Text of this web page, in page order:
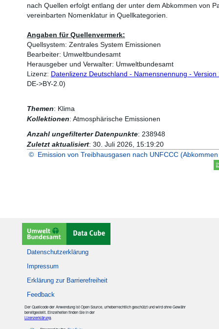
nach Quellen erfolgt entlang der unter dem Abkommen von
vereinbarten Nomenklatur in Quellkategorien.
Angaben für Quellenvermerk:
Quellsystem: Zentrales System Emissionen
Bearbeiter: Umweltbundesamt
Herausgeber und Verwalter: Umweltbundesamt
Lizenz: Datenlizenz Deutschland - Namensnennung - Version
DE->BY-2.0)
Themen: Klima
Kollektionen: Atmosphärische Emissionen
Anzahl ungefilterter Datenpunkte: 238948
Zuletzt aktualisiert: 30. Juli 2026, 15:19:20
© Emission von Treibhausgasen nach UNFCCC
Datenschutzerklärung
Impressum
Erklärung zur Barrierefreiheit
Feedback
Der Quellcode der Anwendung ist Open Source, urheberrechtlich geschützt und wird ohne Gewähr
bereitgestellt. Einzelheiten finden Sie in der
Lizenzerklärung.